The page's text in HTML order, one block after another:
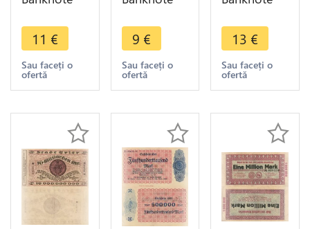
Trier Stadt
10
Millionen
Mark 1923
offer
11 €
Sau faceți o
ofertă
Trier
Birkenfeld
500
Millionen
-> Make
9 €
Sau faceți o
ofertă
Trier Stadt 1
Milliarde
Mark 1923
-> Make
13 €
Sau faceți o
ofertă